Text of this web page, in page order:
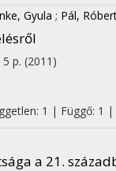
Gyula ; Pál,
p. (2011)
1 | Függő: 1 |
a 21.